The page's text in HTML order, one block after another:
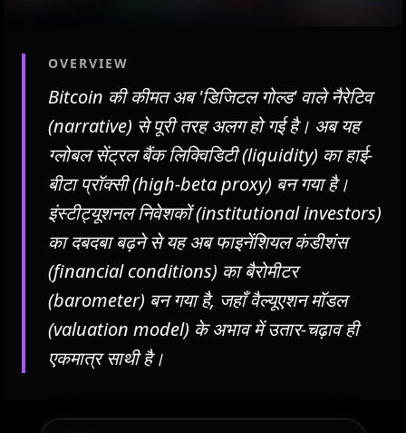
OVERVIEW
Bitcoin की कीमत अब 'डिजिटल गोल्ड' वाले नैरेटिव
(narrative) से पूरी तरह अलग हो गई है। अब यह
ग्लोबल सेंट्रल बैंक लिक्विडिटी (liquidity) का हाई-
बीटा प्रॉक्सी (high-beta proxy) बन गया है।
इंस्टीट्यूशनल निवेशकों (institutional investors)
का दबदबा बढ़ने से यह अब फाइनेंशियल कंडीशंस
(financial conditions) का बैरोमीटर
(barometer) बन गया है, जहाँ वैल्यूएशन मॉडल
(valuation model) के अभाव में उतार-चढ़ाव ही
एकमात्र साथी है।